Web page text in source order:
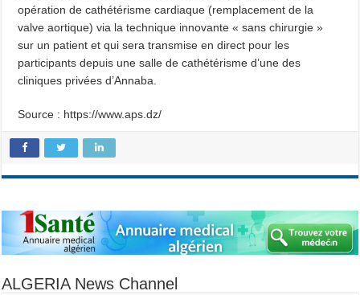
opération de cathétérisme cardiaque (remplacement de la
valve aortique) via la technique innovante « sans chirurgie »
sur un patient et qui sera transmise en direct pour les
participants depuis une salle de cathétérisme d’une des
cliniques privées d’Annaba.
Source : https://www.aps.dz/
ALGERIA News Channel